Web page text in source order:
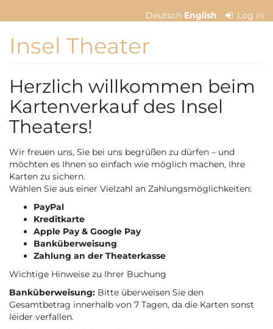
main
content
Deutsch English Log in
Insel Theater
Herzlich willkommen beim
Kartenverkauf des Insel
Theaters!
Wir freuen uns, Sie bei uns begrüßen zu dürfen – und
möchten es Ihnen so einfach wie möglich machen, Ihre
Karten zu sichern.
Wählen Sie aus einer Vielzahl an Zahlungsmöglichkeiten:
PayPal
Kreditkarte
Apple Pay & Google Pay
Banküberweisung
Zahlung an der Theaterkasse
Wichtige Hinweise zu Ihrer Buchung
Banküberweisung: Bitte überweisen Sie den
Gesamtbetrag innerhalb von 7 Tagen, da die Karten sonst
leider verfallen.